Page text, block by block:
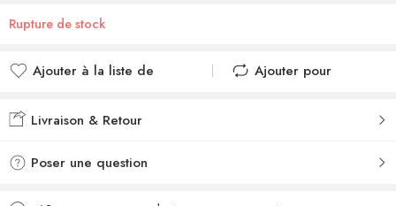
Rupture de stock
Ajouter à la liste de
Ajouté à la liste de
Ajouter pour
Livraison & Retour
Poser une question